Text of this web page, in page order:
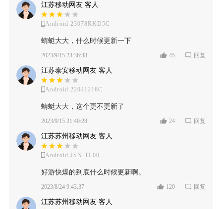
江苏移动网友 客人
Android 23078RKD5C
蜻蜓大大，什么时候更新一下
2023/9/15 23:36:38 45 回复
江苏泰安移动网友 客人
Android 22041216C
蜻蜓大大，这个更不更新了
2023/9/15 21:40:28 24 回复
江苏苏州移动网友 客人
Android JSN-TL00
好游快爆的到底什么时候更新啊。
2023/8/24 9:43:37 120 回复
江苏苏州移动网友 客人